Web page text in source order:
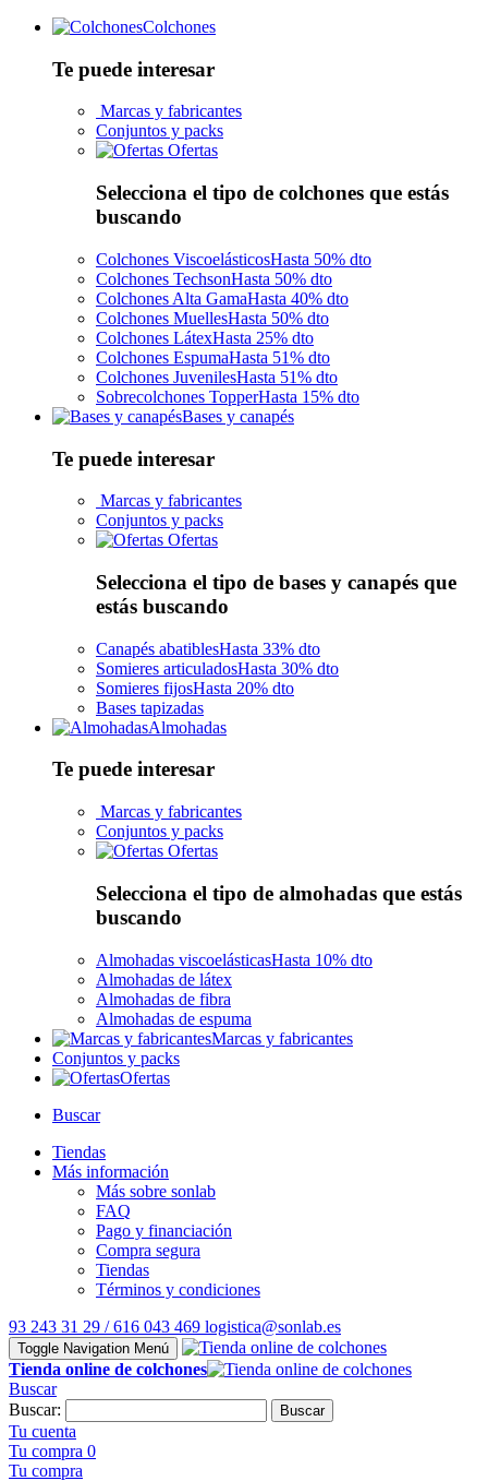
Colchones
Te puede interesar
Marcas y fabricantes
Conjuntos y packs
Ofertas
Selecciona el tipo de colchones que estás
buscando
Colchones ViscoelásticosHasta 50% dto
Colchones TechsonHasta 50% dto
Colchones Alta GamaHasta 40% dto
Colchones MuellesHasta 50% dto
Colchones LátexHasta 25% dto
Colchones EspumaHasta 51% dto
Colchones JuvenilesHasta 51% dto
Sobrecolchones TopperHasta 15% dto
Bases y canapés
Te puede interesar
Marcas y fabricantes
Conjuntos y packs
Ofertas
Selecciona el tipo de bases y canapés que
estás buscando
Canapés abatiblesHasta 33% dto
Somieres articuladosHasta 30% dto
Somieres fijosHasta 20% dto
Bases tapizadas
Almohadas
Te puede interesar
Marcas y fabricantes
Conjuntos y packs
Ofertas
Selecciona el tipo de almohadas que estás
buscando
Almohadas viscoelásticasHasta 10% dto
Almohadas de látex
Almohadas de fibra
Almohadas de espuma
Marcas y fabricantes
Conjuntos y packs
Ofertas
Buscar
Tiendas
Más información
Más sobre sonlab
FAQ
Pago y financiación
Compra segura
Tiendas
Términos y condiciones
93 243 31 29 / 616 043 469 logistica@sonlab.es
Toggle Navigation Menú
Tienda online de colchones
Buscar
Buscar:
Buscar
Tu cuenta
Tu compra 0
Tu compra